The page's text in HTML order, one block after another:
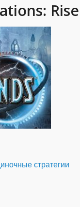
стратегии